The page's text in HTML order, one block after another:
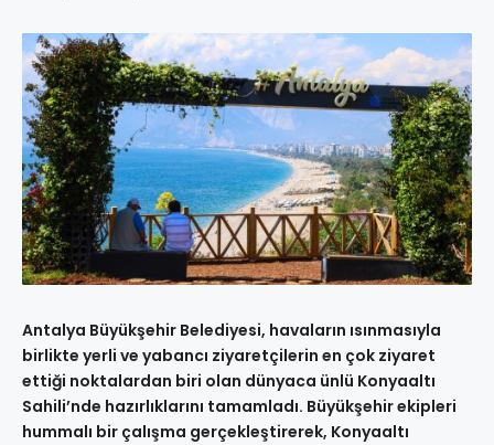
Antalya Büyükşehir Belediyesi, havaların ısınmasıyla
birlikte yerli ve yabancı ziyaretçilerin en çok ziyaret
ettiği noktalardan biri olan dünyaca ünlü Konyaaltı
Sahili’nde hazırlıklarını tamamladı. Büyükşehir ekipleri
hummalı bir çalışma gerçekleştirerek, Konyaaltı